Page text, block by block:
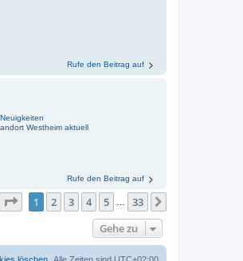
Rufe den Beitrag auf
Westheim aktuell
Rufe den Beitrag auf
Seite von33
1 2 3 4 5 33
Gehe zu